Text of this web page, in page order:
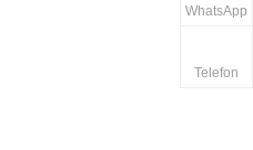
WhatsApp
Telefon